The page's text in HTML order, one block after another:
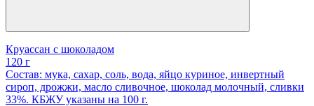
Круассан с шоколадом
120 г
Состав: мука, сахар, соль, вода, яйцо куриное, инвертный
сироп, дрожжи, масло сливочное, шоколад молочный, сливки
33%. КБЖУ указаны на 100 г.